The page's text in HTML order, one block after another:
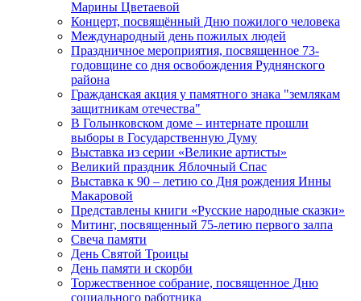
Марины Цветаевой
Концерт, посвящённый Дню пожилого человека
Международный день пожилых людей
Праздничное мероприятия, посвященное 73-
годовщине со дня освобождения Руднянского
района
Гражданская акция у памятного знака "землякам
защитникам отечества"
В Голынковском доме – интернате прошли
выборы в Государственную Думу
Выставка из серии «Великие артисты»
Великий праздник Яблочный Спас
Выставка к 90 – летию со Дня рождения Инны
Макаровой
Представлены книги «Русские народные сказки»
Митинг, посвященный 75-летию первого залпа
Свеча памяти
День Святой Троицы
День памяти и скорби
Торжественное собрание, посвященное Дню
социального работника